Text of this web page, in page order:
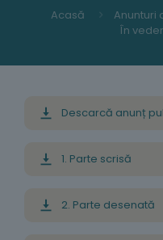
Acasă
Anunturi
Descarcă anunț
1. Parte scrisă
2. Parte desenată